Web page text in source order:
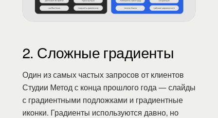
2. Сложные градиенты
Один из самых частых запросов от клиентов
Студии Метод с конца прошлого года — слайды
с градиентными подложками и градиентные
иконки. Градиенты используются давно, но